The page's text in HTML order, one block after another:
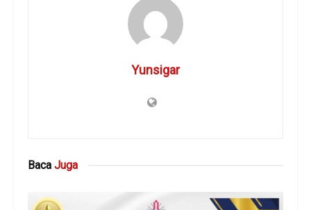
Yunsigar
Baca Juga